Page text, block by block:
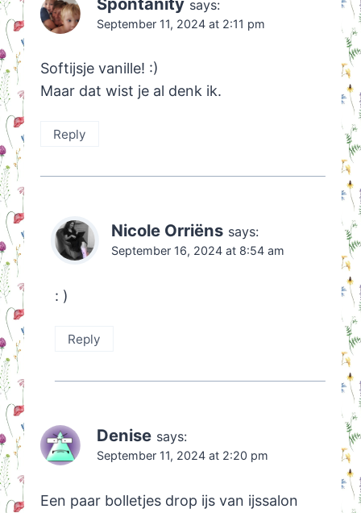
says:
September 11, 2024 at 2:11 pm
Softijsje vanille! :)
Maar dat wist je al denk ik.
Reply
Nicole Orriëns says:
September 16, 2024 at 8:54 am
: )
Reply
Denise says:
September 11, 2024 at 2:20 pm
Een paar bolletjes drop ijs van ijssalon